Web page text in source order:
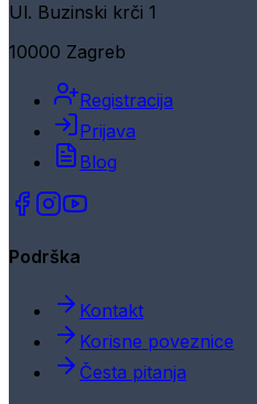
Ul. Buzinski krči 1
10000 Zagreb
Registracija
Prijava
Blog
Podrška
Kontakt
Korisne poveznice
Česta pitanja